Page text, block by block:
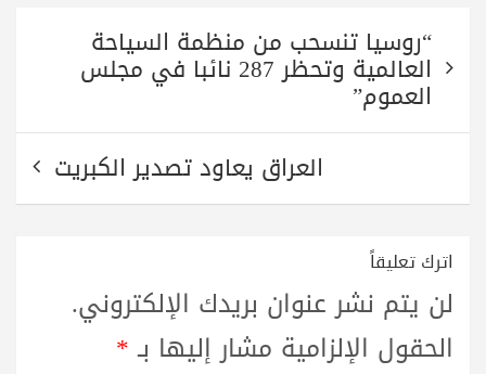
المقالات
“روسيا تنسحب من منظمة السياحة
العالمية وتحظر 287 نائبا في مجلس
العموم”
العراق يعاود تصدير الكبريت
اترك تعليقاً
لن يتم نشر عنوان بريدك الإلكتروني.
الحقول الإلزامية مشار إليها بـ*